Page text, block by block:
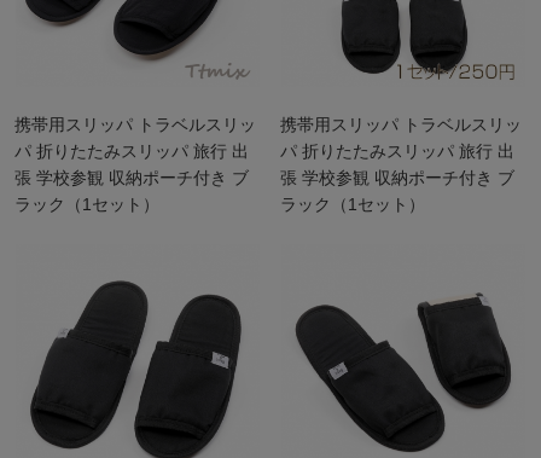
携帯用スリッパ トラベルスリッ
パ 折りたたみスリッパ 旅行 出
張 学校参観 収納ポーチ付き ブ
ラック（1セット）
携帯用スリッパ トラベルスリッ
パ 折りたたみスリッパ 旅行 出
張 学校参観 収納ポーチ付き ブ
ラック（1セット）